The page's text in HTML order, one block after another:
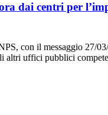
dai centri per
con il messaggio 27/
altri uffici pubblici